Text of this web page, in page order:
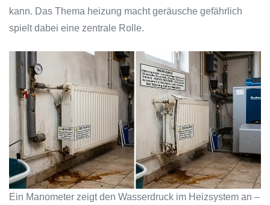
kann. Das Thema heizung macht geräusche gefährlich
spielt dabei eine zentrale Rolle.
Ein Manometer zeigt den Wasserdruck im Heizsystem an –